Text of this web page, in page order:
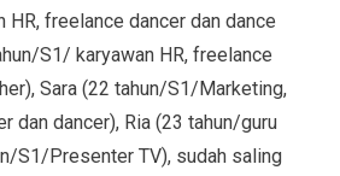
freelance dancer dan dance
S1/ karyawan HR, freelance
Sara (22 tahun/S1/Marketing,
dan dancer), Ria (23 tahun/guru
S1/Presenter TV), sudah saling